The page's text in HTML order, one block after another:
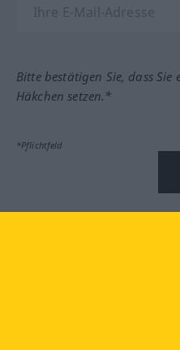
Bitte bestätigen Sie, dass
Häkchen setzen.*
*Pflichtfeld